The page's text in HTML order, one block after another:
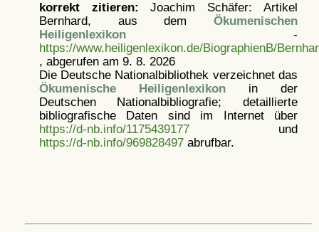
korrekt zitieren: Joachim Schäfer: Artikel
Bernhard, aus dem Ökumenischen
Heiligenlexikon-
https://www.heiligenlexikon.de/BiographienB/
, abgerufen am 9. 8. 2026
Die Deutsche Nationalbibliothek verzeichnet das
Ökumenische Heiligenlexikonin der
Deutschen Nationalbibliografie; detaillierte
bibliografische Daten sind im Internet über
https://d-nb.info/1175439177und
https://d-nb.info/969828497abrufbar.